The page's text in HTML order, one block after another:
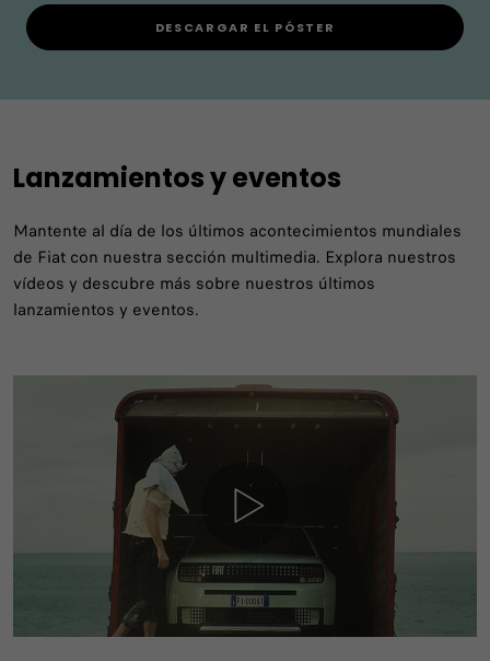
DESCARGAR EL PÓSTER
Lanzamientos y eventos
Mantente al día de los últimos acontecimientos mundiales
de Fiat con nuestra sección multimedia. Explora nuestros
vídeos y descubre más sobre nuestros últimos
lanzamientos y eventos.